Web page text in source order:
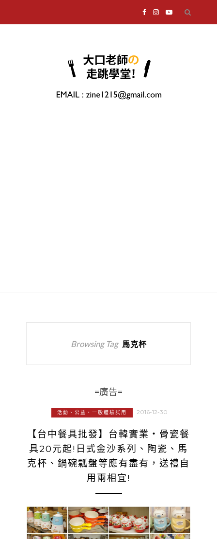
Browsing Tag 馬克杯
=廣告=
活動、公益、一般體驗試用 2016-12-30
【台中餐具批發】台韓實業‧骨瓷餐
具20元起!日式金沙系列、陶瓷、馬
克杯、鍋碗瓢盤等應有盡有，送禮自
用兩相宜!